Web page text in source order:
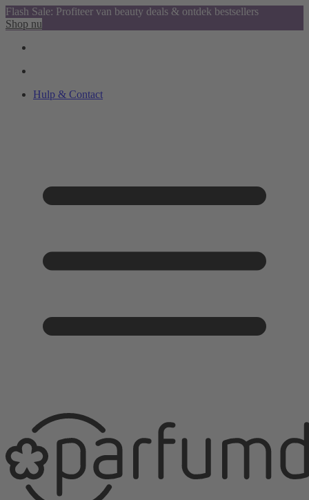
Flash Sale: Profiteer van beauty deals & ontdek bestsellers
Shop nu
Hulp & Contact